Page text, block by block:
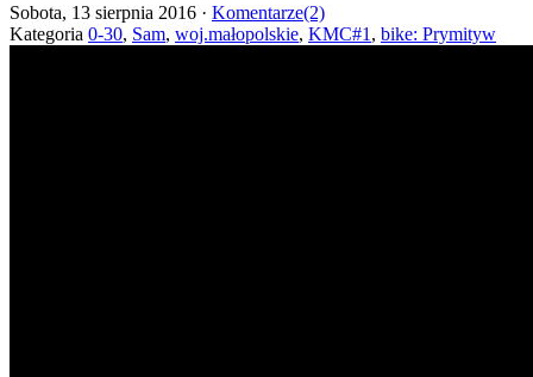
Sobota, 13 sierpnia 2016 · Komentarze(2)
Kategoria 0-30, Sam, woj.małopolskie, KMC#1 , bike: Prymityw